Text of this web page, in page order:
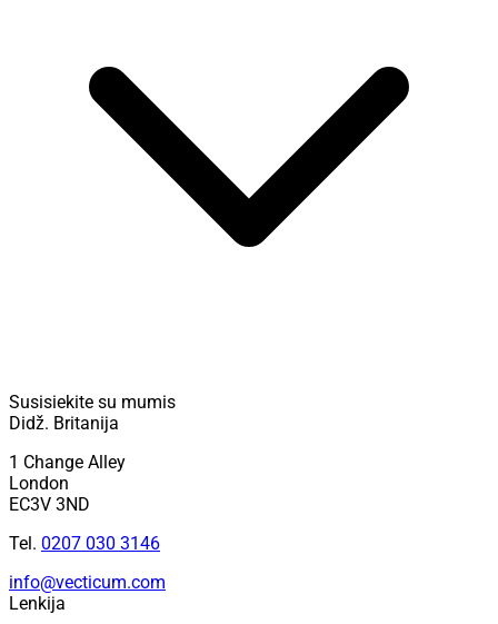
Susisiekite su mumis
Didž. Britanija
1 Change Alley
London
EC3V 3ND
Tel. 0207 030 3146
info@vecticum.com
Lenkija